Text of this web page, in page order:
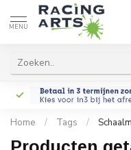
MENU
Home / Tags /